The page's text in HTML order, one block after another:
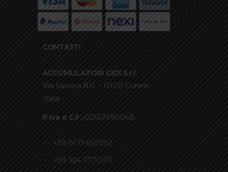
CONTATTI
ACCUMULATORI GIDI S.r.l.
Via Savona 81L - 12100 Cuneo -
Italia
P.Iva e C.F.: 02557490048
+39 0171 692992
+39 324 7770911